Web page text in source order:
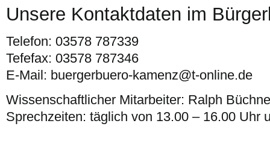
Unsere Kontaktdaten im
Telefon: 03578 787339
Tefefax: 03578 787346
E-Mail: buergerbuero-kamenz@t-online.de
Wissenschaftlicher Mitarbeiter: Ralph
Sprechzeiten: täglich von 13.00 – 16.00 Uhr